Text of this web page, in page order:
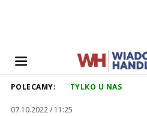
POLECAMY: TYLKO U NAS
07.10.2022 / 11:25